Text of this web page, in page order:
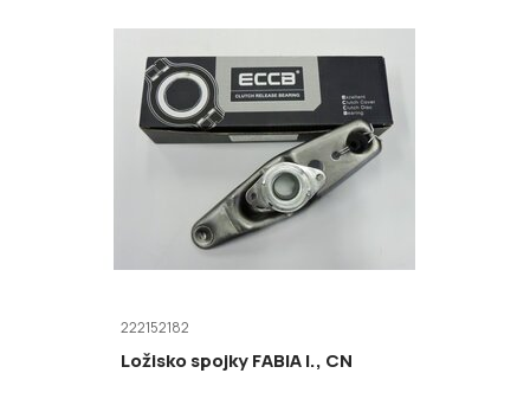
222152182
Ložisko spojky FABIA I., CN